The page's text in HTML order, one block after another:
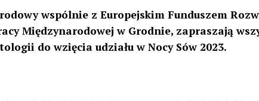
wspólnie z Europejskim Funduszem
Międzynarodowej w Grodnie, zapraszają
do wzięcia udziału w Nocy Sów 2023.